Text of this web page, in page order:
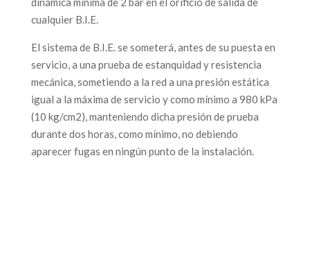
cualquier B.I.E.
El sistema de B.I.E. se someterá, antes de su puesta en
servicio, a una prueba de estanquidad y resistencia
mecánica, sometiendo a la red a una presión estática
igual a la máxima de servicio y como mínimo a 980 kPa
(10 kg/cm2), manteniendo dicha presión de prueba
durante dos horas, como mínimo, no debiendo
aparecer fugas en ningún punto de la instalación.